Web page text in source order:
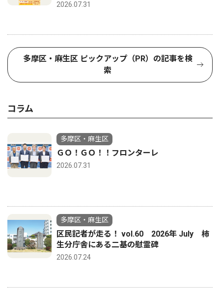
2026.07.31
多摩区・麻生区 ピックアップ（PR）の記事を検
索
コラム
多摩区・麻生区
ＧＯ！ＧＯ！！フロンターレ
2026.07.31
多摩区・麻生区
区民記者が走る！ vol.60 2026年 July 柿
生分庁舎にある二基の慰霊碑
2026.07.24